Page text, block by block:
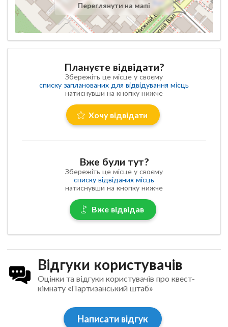
Переглянути на мапі
Плануєте відвідати?
Збережіть це місце у своєму
списку запланованих для відвідування місць
натиснувши на кнопку нижче
Хочу відвідати
Вже були тут?
Збережіть це місце у своєму
списку відвіданих місць
натиснувши на кнопку нижче
Вже відвідав
Відгуки користувачів
Оцінки та відгуки користувачів про квест-
кімнату «Партизанський штаб»
Написати відгук